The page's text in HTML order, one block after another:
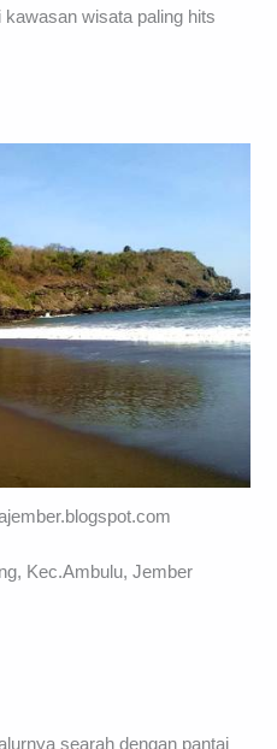
wisata paling hits
Kec.Ambulu, Jember
searah dengan pantai